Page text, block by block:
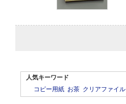
人気キーワード
コピー用紙 お茶 クリアファイル